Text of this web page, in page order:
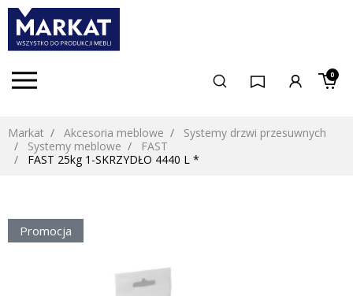
0
Markat Akcesoria meblowe
Systemy drzwi przesuwnych
Systemy meblowe
FAST
FAST 25kg 1-SKRZYDŁO 4440 L *
Promocja